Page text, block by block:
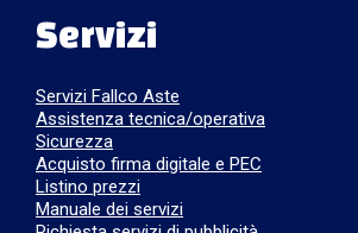
Servizi
Servizi Fallco Aste
Assistenza tecnica/operativa
Sicurezza
Acquisto firma digitale e PEC
Listino prezzi
Manuale dei servizi